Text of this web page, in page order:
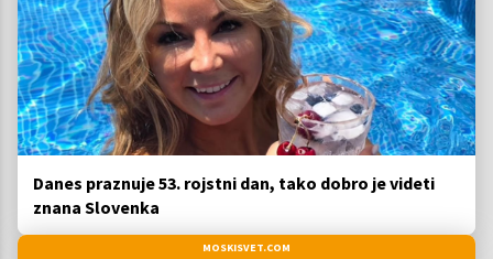
Danes praznuje 53. rojstni dan, tako dobro je videti
znana Slovenka
MOSKISVET.COM